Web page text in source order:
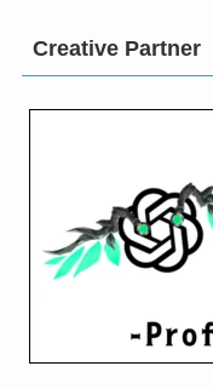
Creative Partner